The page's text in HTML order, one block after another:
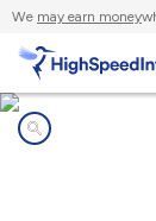
We may earn money